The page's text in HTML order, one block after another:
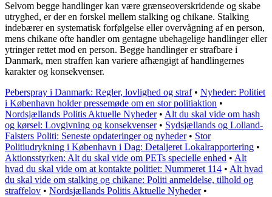
Selvom begge handlinger kan være grænseoverskridende og skabe
utryghed, er der en forskel mellem stalking og chikane. Stalking
indebærer en systematisk forfølgelse eller overvågning af en person,
mens chikane ofte handler om gentagne ubehagelige handlinger eller
ytringer rettet mod en person. Begge handlinger er strafbare i
Danmark, men straffen kan variere afhængigt af handlingernes
karakter og konsekvenser.
Peberspray i Danmark: Regler, lovlighed og straf• Nyheder: Politiet
i København holder pressemøde om en stor politiaktion •
Nordsjællands Politis Aktuelle Nyheder• Alt du skal vide om hash
og kørsel: Lovgivning og konsekvenser• Sydsjællands og Lolland-
Falsters Politi: Seneste opdateringer og nyheder• Stor
Politiudrykning i København i Dag: Detaljeret Lokalrapportering •
Aktionsstyrken: Alt du skal vide om PETs specielle enhed • Alt
hvad du skal vide om at kontakte politiet: Nummeret 114 • Alt hvad
du skal vide om stalking og chikane: Politi anmeldelse, tilhold og
straffelov • Nordsjællands Politis Aktuelle Nyheder•